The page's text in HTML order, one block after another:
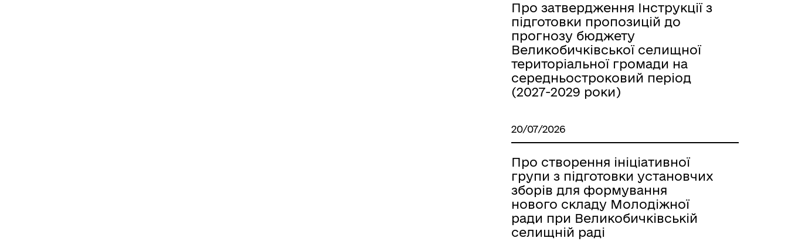
Про затвердження Інструкції з
підготовки пропозицій до
прогнозу бюджету
Великобичківської селищної
територіальної громади на
середньостроковий період
(2027-2029 роки)
20/07/2026
Про створення ініціативної
групи з підготовки установчих
зборів для формування
нового складу Молодіжної
ради при Великобичківській
селищній раді